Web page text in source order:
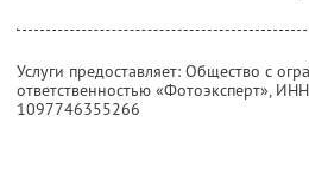
Услуги предоставляет: Общество с
ответственностью «Фотоэксперт»,
1097746355266